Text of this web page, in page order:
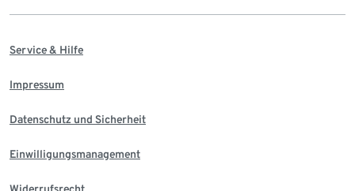
Service & Hilfe
Impressum
Datenschutz und Sicherheit
Einwilligungsmanagement